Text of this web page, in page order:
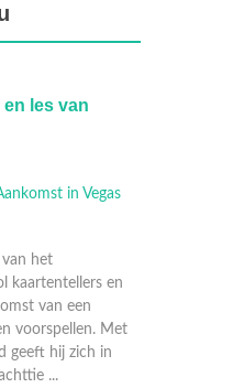
les van
het
kaartentellers en
van een
voorspellen. Met
geeft hij zich in
...